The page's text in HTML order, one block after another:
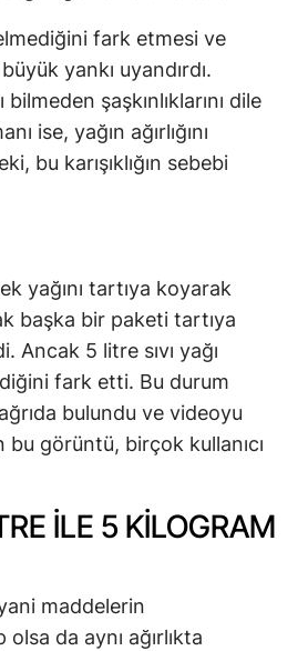
fark etmesi ve
yankı uyandırdı.
şaşkınlıklarını dile
ise, yağın ağırlığını
bu karışıklığın sebebi
yağını tartıya koyarak
başka bir paketi tartıya
Ancak 5 litre sıvı yağı
fark etti. Bu durum
bulundu ve videoyu
bu görüntü, birçok kullanıcı
ILE 5 KILOGRAM
maddelerin
da aynı ağırlıkta